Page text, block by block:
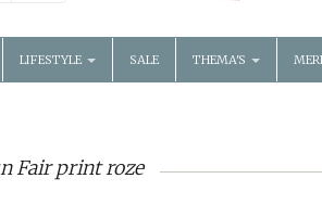
LIFESTYLE SALE THEMA'S
Fair print roze